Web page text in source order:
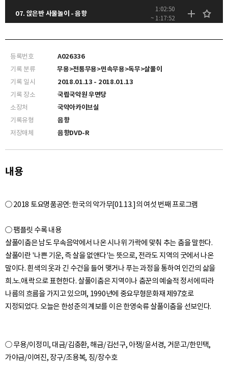
07. 앉은반 사물놀이 - 음향
1:02:50
~ 1:17:52
등록번호
A026336
기록 분류
무용>전통무용>민속무용>독무>살풀이
기록 일시
2018.01.13 - 2018.01.13
기록 장소
국립국악원 우면당
소장처
국악아카이브실
기록유형
음향
저장매체
음향DVD-R
내용
○ 2018 토요명품공연: 한국의 악가무[01.13.]의 여섯 번째 프로그램
○ 팸플릿 수록 내용
살풀이춤은 남도 무속음악에서 나온 시나위 가락에 맞춰 추는 춤을 말한다.
살풀이란 '나쁜 기운, 즉 살을 없앤다'는 뜻으로, 전라도 지역의 굿에서 나온
말이다. 흰색의 옷과 긴 수건을 들어 맺거나 푸는 과정을 통하여 인간의 삶을
희.노.애.락으로 표현한다. 살풀이춤은 지역이나 춤꾼의 예술적 정서에 따라
나름의 흐름을 가지고 있으며, 1990년에 중요무형문화재 제97호로
○ 무용/이정미, 대금/김충환, 해금/김선구, 아쟁/윤서경, 거문고/한민택,
가야금/이여진, 장구/조용복, 징/장수호